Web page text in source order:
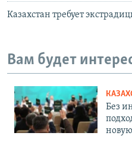
Казахстан требует
Вам будет
Без